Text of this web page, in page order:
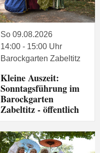
So 09.08.2026
14:00 - 15:00 Uhr
Barockgarten Zabeltitz
Kleine Auszeit:
Sonntagsführung im
Barockgarten
Zabeltitz - öffentlich